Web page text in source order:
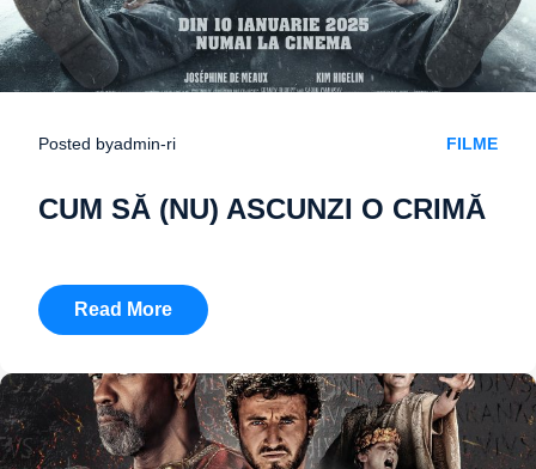
Posted byadmin-ri FILME
CUM SĂ (NU) ASCUNZI O CRIMĂ
Read More